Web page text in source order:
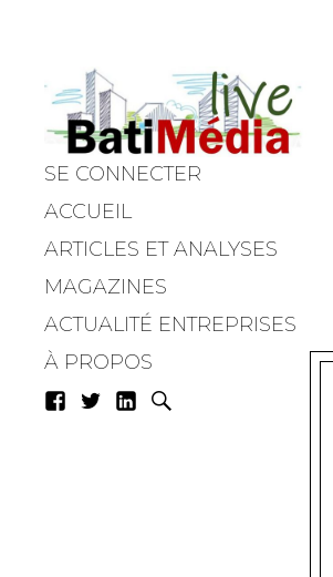
SE CONNECTER
ACCUEIL
ARTICLES ET ANALYSES
MAGAZINES
ACTUALITÉ ENTREPRISES
À PROPOS